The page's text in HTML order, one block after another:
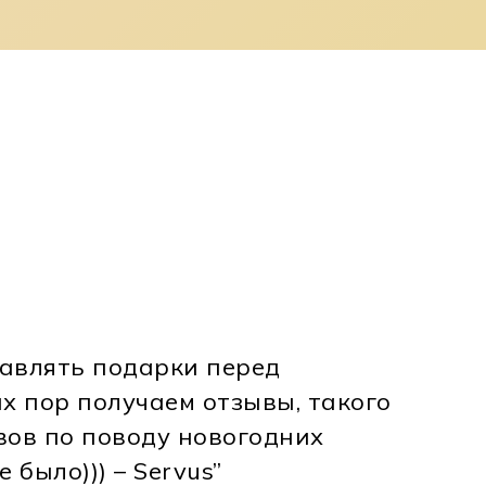
Корзина пуста.
До Магазину
подарки перед
пор получаем отзывы, такого
по поводу новогодних
было))) – Servus”